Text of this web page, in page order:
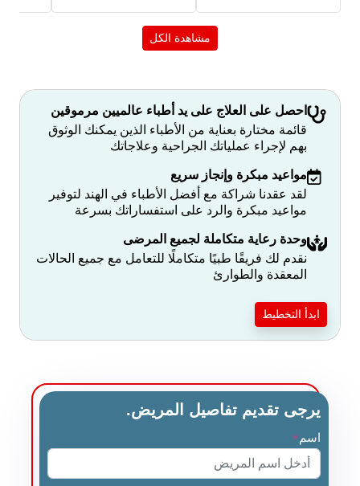
مشاهدة الكل
احصل على العلاج على يد أطباء عالميين مرموقين
قائمة مختارة بعناية من الأطباء الذين يمكنك الوثوق
بهم لإجراء عملياتك الجراحية وعلاجاتك
مواعيد مبكرة وإنجاز سريع
لقد عقدنا شراكة مع أفضل الأطباء في الهند لتوفير
مواعيد مبكرة والرد على استفساراتك بسرعة
وحدة رعاية متكاملة لجميع المرضى
نقدم لك فريقًا طبيًا متكاملًا للتعامل مع جميع الحالات
المعقدة والطوارئ
ابدأ التخطيط
يرجى تقديم تفاصيل المريض.
اسم *